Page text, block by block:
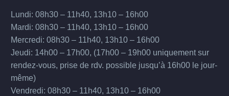
Lundi: 08h30 – 11h40, 13h10 – 16h00
Mardi: 08h30 – 11h40, 13h10 – 16h00
Mercredi: 08h30 – 11h40, 13h10 – 16h00
Jeudi: 14h00 – 17h00, (17h00 – 19h00 uniquement sur
rendez-vous, prise de rdv. possible jusqu’à 16h00 le jour-
même)
Vendredi: 08h30 – 11h40, 13h10 – 16h00